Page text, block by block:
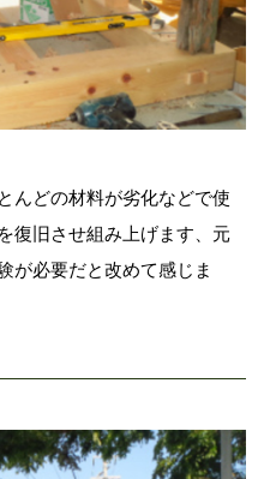
んどの材料が劣化などで使
復旧させ組み上げます、元
が必要だと改めて感じま